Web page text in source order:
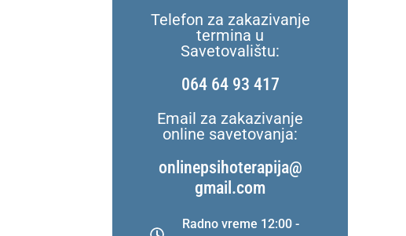
Telefon za zakazivanje
termina u
Savetovalištu:
064 64 93 417
Email za zakazivanje
online savetovanja:
onlinepsihoterapija@
gmail.com
Radno vreme 12:00 -